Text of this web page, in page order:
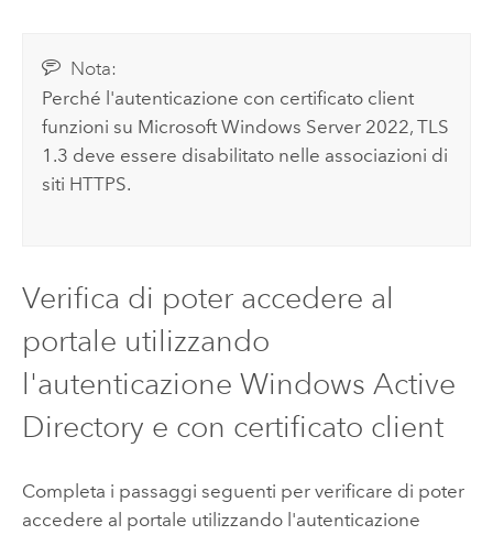
Nota:
Perché l'autenticazione con certificato client
funzioni su Microsoft Windows Server 2022, TLS
1.3 deve essere disabilitato nelle associazioni di
siti HTTPS.
Verifica di poter accedere al
portale utilizzando
l'autenticazione Windows Active
Directory e con certificato client
Completa i passaggi seguenti per verificare di poter
accedere al portale utilizzando l'autenticazione